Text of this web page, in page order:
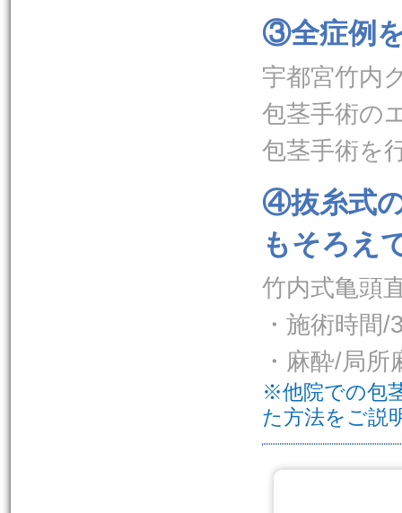
③全症例
宇都宮竹内
包茎手術の
包茎手術を
④抜糸式
もそろえ
竹内式亀頭
・施術時間
・麻酔/局
※他院での包
た方法をご説